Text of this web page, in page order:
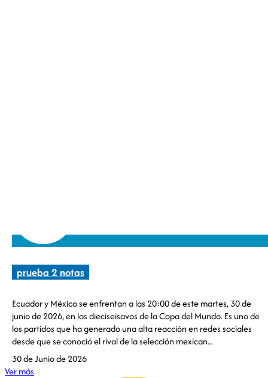
prueba 2 notas
Ecuador y México se enfrentan a las 20:00 de este martes, 30 de
junio de 2026, en los dieciseisavos de la Copa del Mundo. Es uno de
los partidos que ha generado una alta reacción en redes sociales
desde que se conoció el rival de la selección mexican...
30 de Junio de 2026
Ver más